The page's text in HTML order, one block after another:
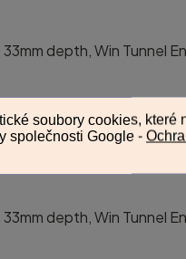
depth, Win Tunnel
depth, Win Tunnel